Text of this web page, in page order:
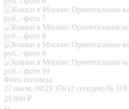
Фото питомца
27 июля, 09:29 376 (2 сегодня) № 118
25 000 ₽